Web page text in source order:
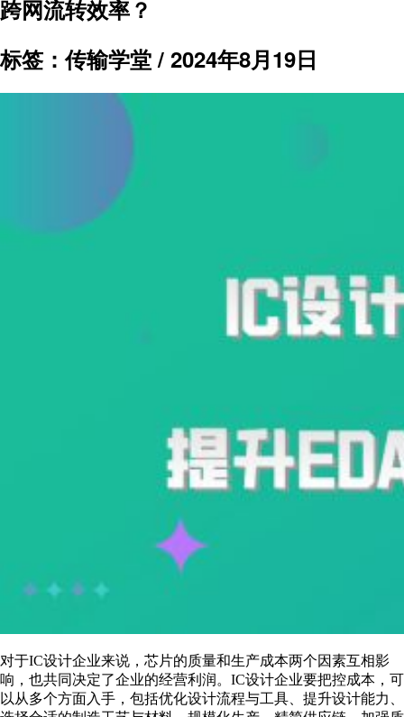
跨网流转效率？
标签：传输学堂 / 2024年8月19日
对于IC设计企业来说，芯片的质量和生产成本两个因素互相影
响，也共同决定了企业的经营利润。IC设计企业要把控成本，可
以从多个方面入手，包括优化设计流程与工具、提升设计能力、